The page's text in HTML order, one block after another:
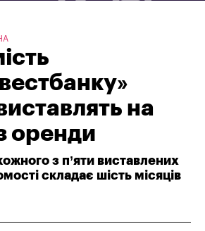
на
оренди
з п’яти виставлених
складає шість місяців